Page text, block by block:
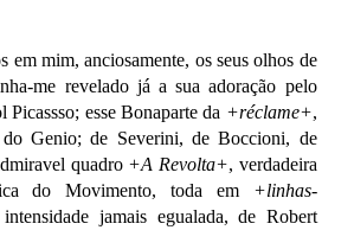
em mim, anciosamente, os seus olhos de
me revelado já a sua adoração pelo
Picassso; esse Bonaparte da +réclame+,
do Genio; de Severini, de Boccioni, de
quadro +A Revolta+, verdadeira
do Movimento, toda em +linhas-
jamais egualada, de Robert